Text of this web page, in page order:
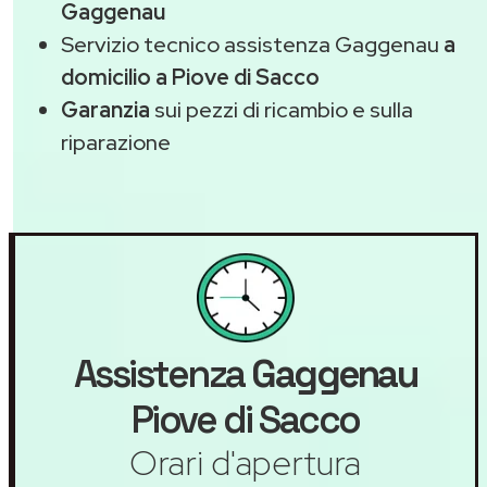
Gaggenau
Servizio tecnico assistenza Gaggenau a
domicilio a Piove di Sacco
Garanzia sui pezzi di ricambio e sulla
riparazione
AssistenzaGaggenau
Piove di Sacco
Orari d'apertura